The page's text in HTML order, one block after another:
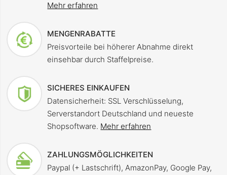
Mehr erfahren
MENGENRABATTE
Preisvorteile bei höherer Abnahme direkt
einsehbar durch Staffelpreise.
SICHERES EINKAUFEN
Datensicherheit: SSL Verschlüsselung,
Serverstandort Deutschland und neueste
Shopsoftware. Mehr erfahren
ZAHLUNGSMÖGLICHKEITEN
Paypal (+ Lastschrift), AmazonPay, Google Pay,